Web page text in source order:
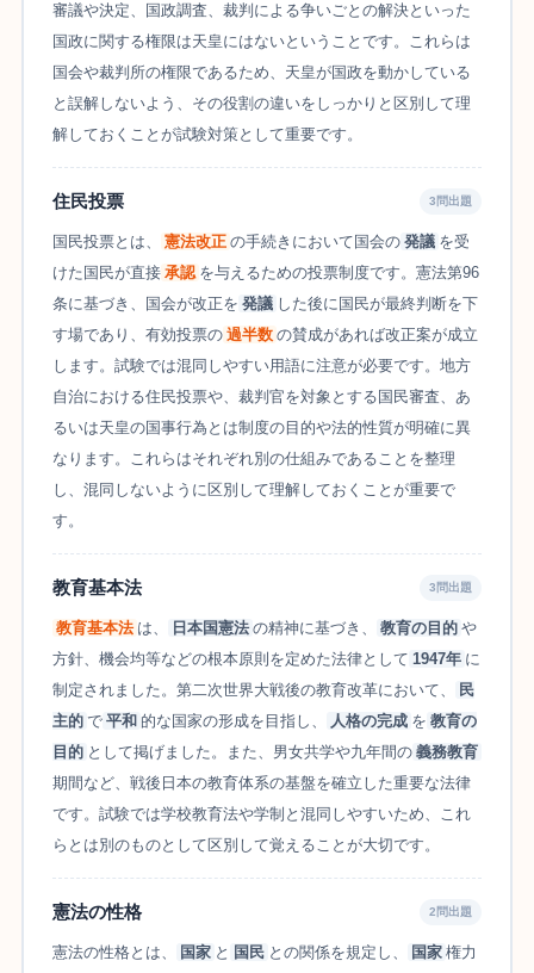
審議や決定、国政調査、裁判による争いごとの解決といった
国政に関する権限は天皇にはないということです。これらは
国会や裁判所の権限であるため、天皇が国政を動かしている
と誤解しないよう、その役割の違いをしっかりと区別して理
解しておくことが試験対策として重要です。
住民投票 3問出題
国民投票とは、 憲法改正 の手続きにおいて国会の 発議 を受
けた国民が直接 承認 を与えるための投票制度です。憲法第96
条に基づき、国会が改正を 発議 した後に国民が最終判断を下
す場であり、有効投票の 過半数 の賛成があれば改正案が成立
します。試験では混同しやすい用語に注意が必要です。地方
自治における住民投票や、裁判官を対象とする国民審査、あ
るいは天皇の国事行為とは制度の目的や法的性質が明確に異
なります。これらはそれぞれ別の仕組みであることを整理
し、混同しないように区別して理解しておくことが重要で
す。
教育基本法 3問出題
教育基本法 は、 日本国憲法 の精神に基づき、 教育の目的 や
方針、機会均等などの根本原則を定めた法律として 1947年 に
制定されました。第二次世界大戦後の教育改革において、
民
主的 で 平和 的な国家の形成を目指し、 人格の完成 を 教育の
目的 として掲げました。また、男女共学や九年間の 義務教育
期間など、戦後日本の教育体系の基盤を確立した重要な法律
です。試験では学校教育法や学制と混同しやすいため、これ
らとは別のものとして区別して覚えることが大切です。
憲法の性格 2問出題
憲法の性格とは、 国家 と 国民 との関係を規定し、 国家 権力